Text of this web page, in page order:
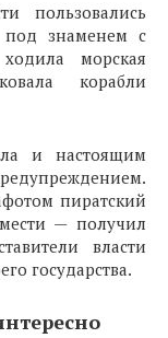
пользовались
знаменем с
морская
корабли
и настоящим
пиратский
— получил
власти
государства.